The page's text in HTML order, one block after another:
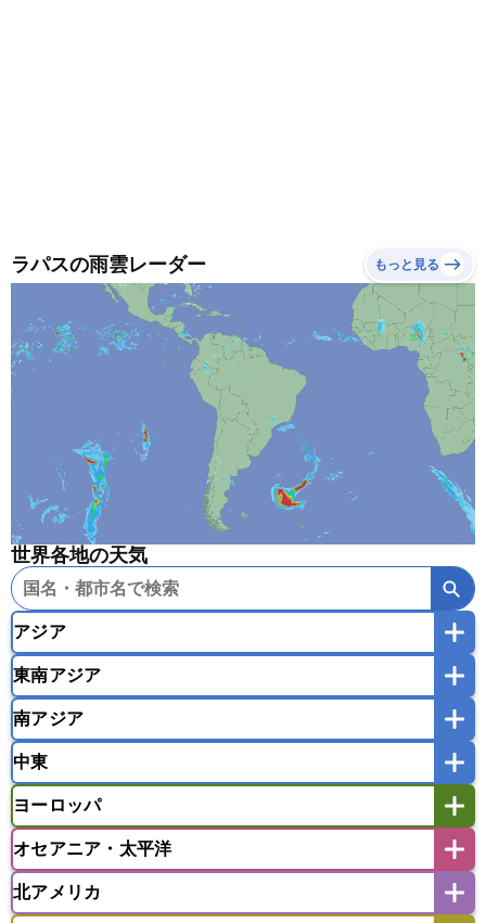
ラパスの雨雲レーダー もっと見る
世界各地の天気
アジア
韓国
モンゴル
東南アジア
インドネシア
マレーシア
ミャンマー
ラオス人民民主共和国
東ティモール民主共和国
南アジア
バングラデシュ
モルディブ
中東
アフガニスタン
イスラエル
ウズベキスタン
オマーン
カザフスタン
カタール
キプロス キルギス
ヨーロッパ
アイスランド
アゼルバイジャン
オセアニア・太平洋
アメリカ領サモア
北アメリカ